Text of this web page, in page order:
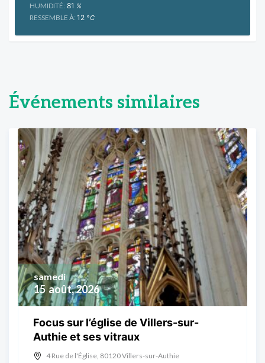
HUMIDITÉ: 81 %
RESSEMBLE À: 12 °C
Événements similaires
15 août, 2026
samedi
Focus sur l’église de Villers-sur-
Authie et ses vitraux
4 Rue de l'Église, 80120 Villers-sur-Authie